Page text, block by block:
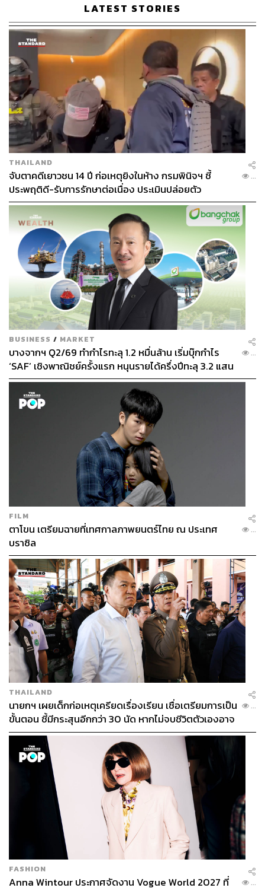
แต่บนถนนมา ไม่เคยซ้อมวิ่งขึ้นเขามาก่อน ถามว่าจะวิ่งได้
ไหม ได้ครับ แต่จะสนุกหรือเปล่านั่นก็อีกเรื่อง เพราะการวิ่ง
(หรือเดินเสียส่วนใหญ่) บนเขาตามความสูงชันดันใช้กล้าม
เนื้อไม่เหมือนกับการวิ่งบนทางราบ เมื่อคุณไม่เคยฝึกหรือลอง
สัมผัสกับความชัน กล้ามเนื้อส่วนนั้นอาจจะยังไม่แข็งแรงเท่า
ที่ควร พอฝืนไปลงแข่งอาจเกิดการบาดเจ็บตามมาได้ แล้วการ
วิ่งครั้งแรกจะไม่สนุกอีกต่อไป ฉะนั้นจะไปทั้งที เตรียมตัว
(และเตรียมใจ) ให้ดีหน่อย อย่างน้อยเสียเหงื่อแล้วแต่ยิ้มออกก็
ดีกว่าไม่ใช่เหรอครับ
การเตรียมร่างกายไปเทรลทำได้หลายวิธี หัวใจสำคัญของ
การวิ่งเทรลอยู่ที่ความทนทาน (Endurance) เราอาจซ้อมวิ่ง
บนถนนตามปกติ แต่เพิ่มการฝึกซ้อมกับความชันเข้าไปด้วย
อย่างน้อยสัปดาห์ละ 2-3 ครั้ง อาจซ้อมกับลู่วิ่งโดยปรับความ
ชันขึ้นเล็กน้อยสัก 15 องศา เพื่อให้ขาเริ่มชินและลิ้มรส
แรงดึงดูดของโลก ถ้าใครไม่ชอบวิ่งบนลู่ จะออกมาพิชิต
ความชันอย่างเนินสะพานหรือบันไดสูงๆ ก็ได้ครับ แม้แต่กา
รสควอชอยู่กับบ้านในวันที่ไม่ได้ออกไปวิ่งก็ช่วยเพิ่มกำลังขา
ได้เช่นกัน
ทั้งนี้สิ่งสุดท้ายคือความอดทนและกำลังใจ อย่างแรกนี้ต้องขุด
เอาจากส่วนลึกในร่างกายหน่อย ความอดทนและวินัยเป็น
ของที่คุณจะได้มาคู่กันเมื่อขยันซ้อม ส่วนอย่างหลังสามารถ
หาเอาระหว่างทางได้ อย่าลืมคำแรกที่เราบอกไว้สิครับ “ไปวิ่ง
เทรลต้องได้เพื่อนกลับมาอย่างน้อย 1 คน”
พิสูจน์อักษร: พรนภัส ชำนาญค้า
มีสูตรคำนวณง่ายๆ เพื่อช่วยแปลงระยะทางเทรลตาม
ความชันให้เป็นเส้นทางราบ เพราะบางคนอาจเข้าใจ
ผิดว่าระยะทางเท่ากัน ทำไมฉันจะวิ่งไม่ได้ แต่ทางเทร
ลมีความชันขึ้นลงตลอดเส้นทาง เราสามารถคำนวณ
ให้นักวิ่งรู้คร่าวๆ ว่าแต่ละเส้นทางควรใช้เวลาวิ่ง
ประมาณเท่าไร สูตรนี้คือ
‘ระยะทางเทรล + (ความชันเฉลี่ยรวม (Elevation Gain)
/100) = ระยะทางราบโดยประมาณ’
สมมติว่าระยะที่เราลงประมาณ 25 กิโลเมตร มีความ
ชันเฉลี่ยรวม 1,000 เมตร แสดงว่าเมื่อเทียบกับทางราบ
แล้วเราอาจต้องวิ่งไกลถึง 35 กิโลเมตรเลยทีเดียว ลอง
เอาไปใช้กันดูนะครับ
TAGS: Trail Running วิ่ง การวิ่งเทรล
3.4K
ABOUT THE AUTHOR
นพรัตน์ มนต์ชัยธนพัฒน์
ชีวิตธรรมดาเป็นนักเขียน อาศัยเรียนรู้ตัวเอง
ผ่านการวิ่ง พอเริ่มเห็นชีวิตจึงหันมาปลูกต้นไม้
Neighborfoot.
LATEST STORIES
THAILAND
จับตาคดีเยาวชน 14 ปี ก่อเหตุยิงในห้าง กรมพินิจฯ ชี้
ประพฤติดี-รับการรักษาต่อเนื่อง ประเมินปล่อยตัว
...
BUSINESS / MARKET
บางจากฯ Q2/69 ทำกำไรทะลุ 1.2 หมื่นล้าน เริ่มบุ๊กกำไร
‘SAF’ เชิงพาณิชย์ครั้งแรก หนุนรายได้ครึ่งปีทะลุ 3.2 แสน
ล้าน
...
FILM
ตาโขน เตรียมฉายที่เทศกาลภาพยนตร์ไทย ณ ประเทศ
บราซิล
...
THAILAND
นายกฯ เผยเด็กก่อเหตุเครียดเรื่องเรียน เชื่อเตรียมการเป็น
ขั้นตอน ชี้มีกระสุนอีกกว่า 30 นัด หากไม่จบชีวิตตัวเองอาจ
สูญเสียเพิ่ม
...
FASHION
Anna Wintour ประกาศจัดงาน Vogue World 2027 ที่
...